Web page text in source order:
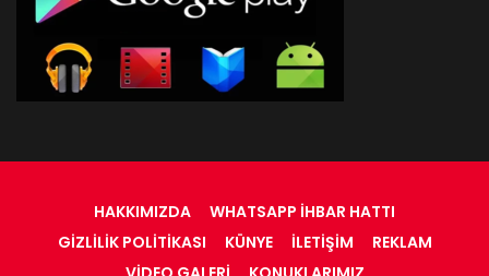
HAKKIMIZDA
WHATSAPP İHBAR HATTI
GIZLILIK POLITIKASI
KÜNYE İLETIŞIM
REKLAM